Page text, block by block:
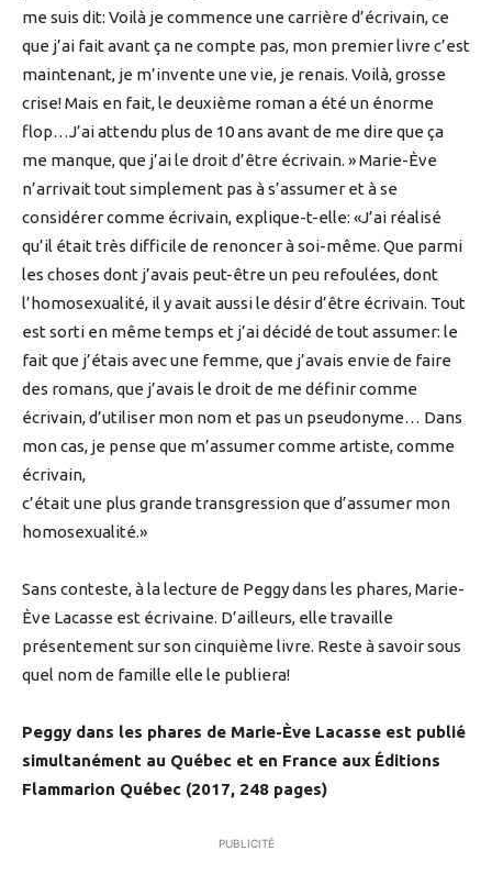
me suis dit: Voilà je commence une carrière d’écrivain, ce
que j’ai fait avant ça ne compte pas, mon premier livre c’est
maintenant, je m’invente une vie, je renais. Voilà, grosse
crise! Mais en fait, le deuxième roman a été un énorme
flop…J’ai attendu plus de 10 ans avant de me dire que ça
me manque, que j’ai le droit d’être écrivain. » Marie-Ève
n’arrivait tout simplement pas à s’assumer et à se
considérer comme écrivain, explique-t-elle: «J’ai réalisé
qu’il était très difficile de renoncer à soi-même. Que parmi
les choses dont j’avais peut-être un peu refoulées, dont
l’homosexualité, il y avait aussi le désir d’être écrivain. Tout
est sorti en même temps et j’ai décidé de tout assumer: le
fait que j’étais avec une femme, que j’avais envie de faire
des romans, que j’avais le droit de me définir comme
écrivain, d’utiliser mon nom et pas un pseudonyme… Dans
mon cas, je pense que m’assumer comme artiste, comme
écrivain,
c’était une plus grande transgression que d’assumer mon
homosexualité.»
Sans conteste, à la lecture de Peggy dans les phares, Marie-
Ève Lacasse est écrivaine. D’ailleurs, elle travaille
présentement sur son cinquième livre. Reste à savoir sous
quel nom de famille elle le publiera!
Peggy dans les phares de Marie-Ève Lacasse est publié
simultanément au Québec et en France aux Éditions
Flammarion Québec (2017, 248 pages)
PUBLICITÉ